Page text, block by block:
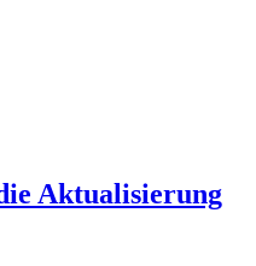
Aktualisierung